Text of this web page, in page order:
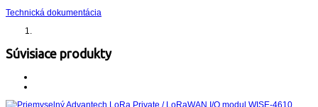
Technická dokumentácia
Súvisiace produkty